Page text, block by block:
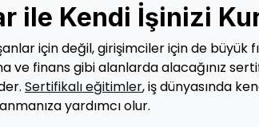
ile Kendi İşinizi
için değil, girişimciler için de büyük
ve finans gibi alanlarda alacağınız
Sertifikalı eğitimler, iş dünyasında
yardımcı olur.